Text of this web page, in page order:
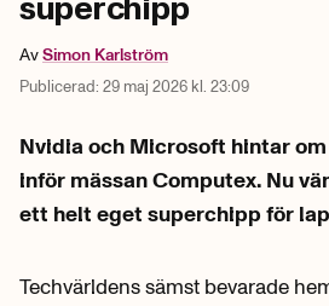
AvSimon Karlström
Publicerad: 29 maj 2026 kl. 23:09
Nvidia och Microsoft hintar
inför mässan Computex. Nu
ett helt eget superchipp för
Techvärldens sämst bevarade